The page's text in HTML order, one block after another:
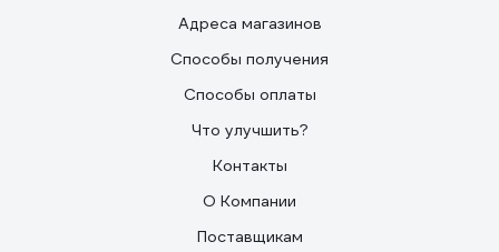
Адреса магазинов
Способы получения
Способы оплаты
Что улучшить?
Контакты
О Компании
Поставщикам